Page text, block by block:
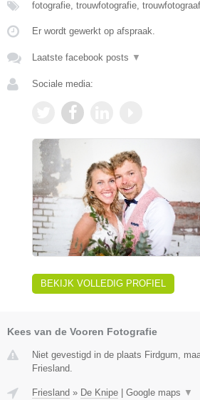
fotografie, trouwfotografie,
Er wordt gewerkt op afspraak.
Laatste facebook posts ▼
Sociale media:
BEKIJK VOLLEDIG PROFIEL
Kees van de Vooren Fotografie
Niet gevestigd in de plaats Firdgum,
Friesland.
Friesland » De Knipe Google maps ▼